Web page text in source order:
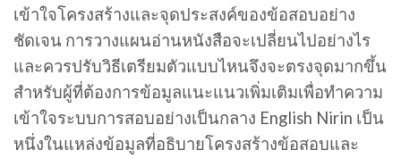
เข้าใจโครงสร้างและจุดประสงค์ของข้อสอบอย่าง
ชัดเจน การวางแผนอ่านหนังสือจะเปลี่ยนไปอย่างไร
และควรปรับวิธีเตรียมตัวแบบไหนจึงจะตรงจุดมากขึ้น
สำหรับผู้ที่ต้องการข้อมูลแนะแนวเพิ่มเติมเพื่อทำความ
เข้าใจระบบการสอบอย่างเป็นกลาง English Nirin เป็น
หนึ่งในแหล่งข้อมูลที่อธิบายโครงสร้างข้อสอบและ